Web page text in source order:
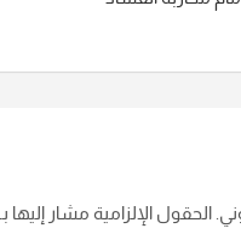
الحقول الإلزامية مشار إليها